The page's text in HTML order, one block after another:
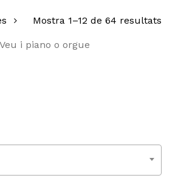
Mostra 1–12 de 64 resultats
Veu i piano o orgue